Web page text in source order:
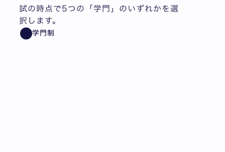
試の時点で5つの「学門」のいずれかを選
択します。
学門制